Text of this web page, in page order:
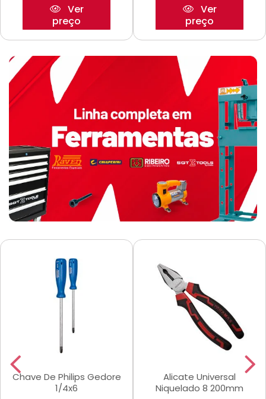
Ver
preço
Ver
preço
Chave De Philips Gedore
1/4x6
Alicate Universal
Niquelado 8 200mm